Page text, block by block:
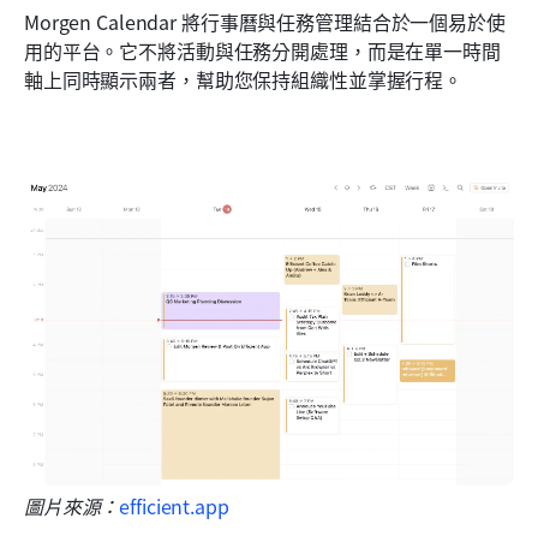
Morgen Calendar 將行事曆與任務管理結合於一個易於使
用的平台。它不將活動與任務分開處理，而是在單一時間
軸上同時顯示兩者，幫助您保持組織性並掌握行程。
圖片來源：efficient.app